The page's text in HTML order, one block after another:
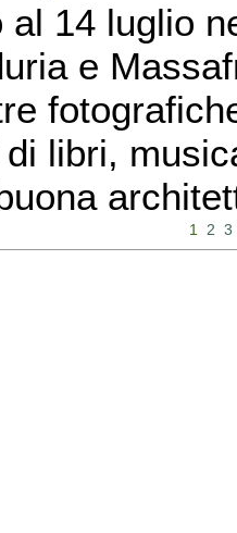
al 14 luglio
e
libri,
1 2 3